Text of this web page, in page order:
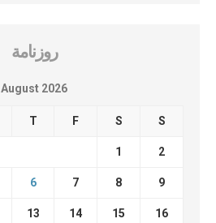
روزنامة
August 2026
T F S S
1 2
6 7 8 9
13 14 15 16